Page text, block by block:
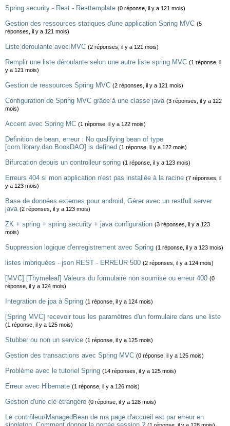
Spring security - Rest - Resttemplate (0 réponse, il y a 121 mois)
Gestion des ressources statiques d'une application Spring MVC (5
réponses, il y a 121 mois)
Liste deroulante avec MVC (2 réponses, il y a 121 mois)
Remplir une liste déroulante selon une autre liste spring MVC (1 réponse, il
y a 121 mois)
Gestion de ressources Spring MVC (2 réponses, il y a 121 mois)
Configuration de Spring MVC grâce à une classe java (3 réponses, il y a 122
mois)
Accent avec Spring MC (1 réponse, il y a 122 mois)
Definition de bean, erreur : No qualifying bean of type
[com.library.dao.BookDAO] is defined (1 réponse, il y a 122 mois)
Bifurcation depuis un controlleur spring (1 réponse, il y a 123 mois)
Erreurs 404 si mon application n'est pas installée à la racine (7 réponses, il
y a 123 mois)
Base de données externes pour android, Gérer avec un restfull server
java (2 réponses, il y a 123 mois)
ZK + spring + spring security + java configuration (3 réponses, il y a 123
mois)
Suppression logique d'enregistrement avec Spring (1 réponse, il y a 123 mois)
listes imbriquées - json REST - ERREUR 500 (2 réponses, il y a 124 mois)
[MVC] [Thymeleaf] Valeurs du formulaire non soumise ou erreur 400 (0
réponse, il y a 124 mois)
Integration de jpa à Spring (1 réponse, il y a 124 mois)
[Spring MVC] recevoir tous les paramètres d'un formulaire dans une liste
(1 réponse, il y a 125 mois)
Stubber ou non un service (1 réponse, il y a 125 mois)
Gestion des transactions avec Spring MVC (0 réponse, il y a 125 mois)
Problème avec le tutoriel Spring (14 réponses, il y a 125 mois)
Erreur avec Hibernate (1 réponse, il y a 126 mois)
Gestion d'une clé étrangère (0 réponse, il y a 128 mois)
Le contrôleur/ManagedBean de ma page d'accueil est par erreur en